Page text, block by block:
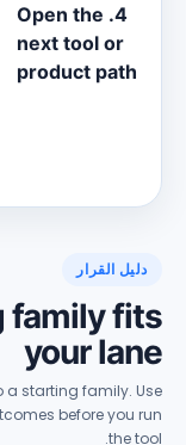
Open the
next tool or
product
القرار
family
your
to a starting family
outcomes before
the
.